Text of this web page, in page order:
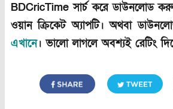
BDCricTime সার্চ করে ডাউনলোড করুন
ওয়ান ক্রিকেট অ্যাপটি। অথবা
এখানে। ভালো লাগলে অবশ্যই রেটিং